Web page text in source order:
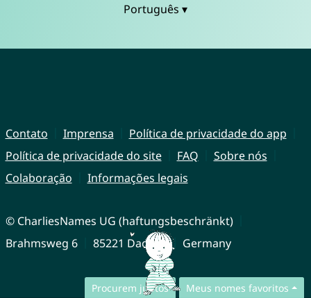
Procurem juntos Meus nomes favoritos
Português ▾
Contato Imprensa
Política de privacidade do app
Política de privacidade do site
FAQ
Sobre nós
Colaboração
Informações legais
© CharliesNames UG (haftungsbeschränkt)
Brahmsweg 6
85221 Dachau Germany